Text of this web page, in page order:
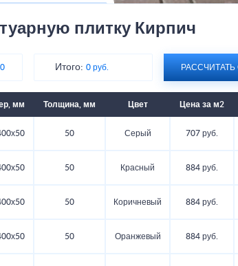
плитку Кирпич
0 Итого:0 руб.
мм Толщина, мм Цвет Цена за м2
50 Серый 707 руб.
50 Красный 884 руб.
50 Коричневый 884 руб.
50 Оранжевый 884 руб.